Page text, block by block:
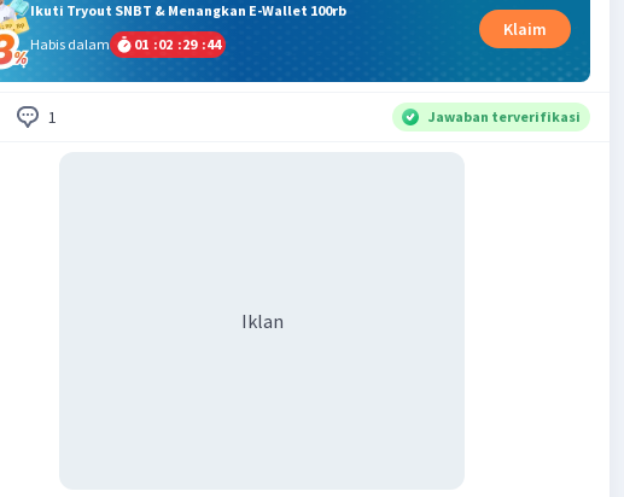
Ikuti Tryout SNBT & Menangkan E-Wallet 100rb
Habis dalam
01 :02 :29 :44
Klaim
1 Jawaban terverifikasi
Iklan